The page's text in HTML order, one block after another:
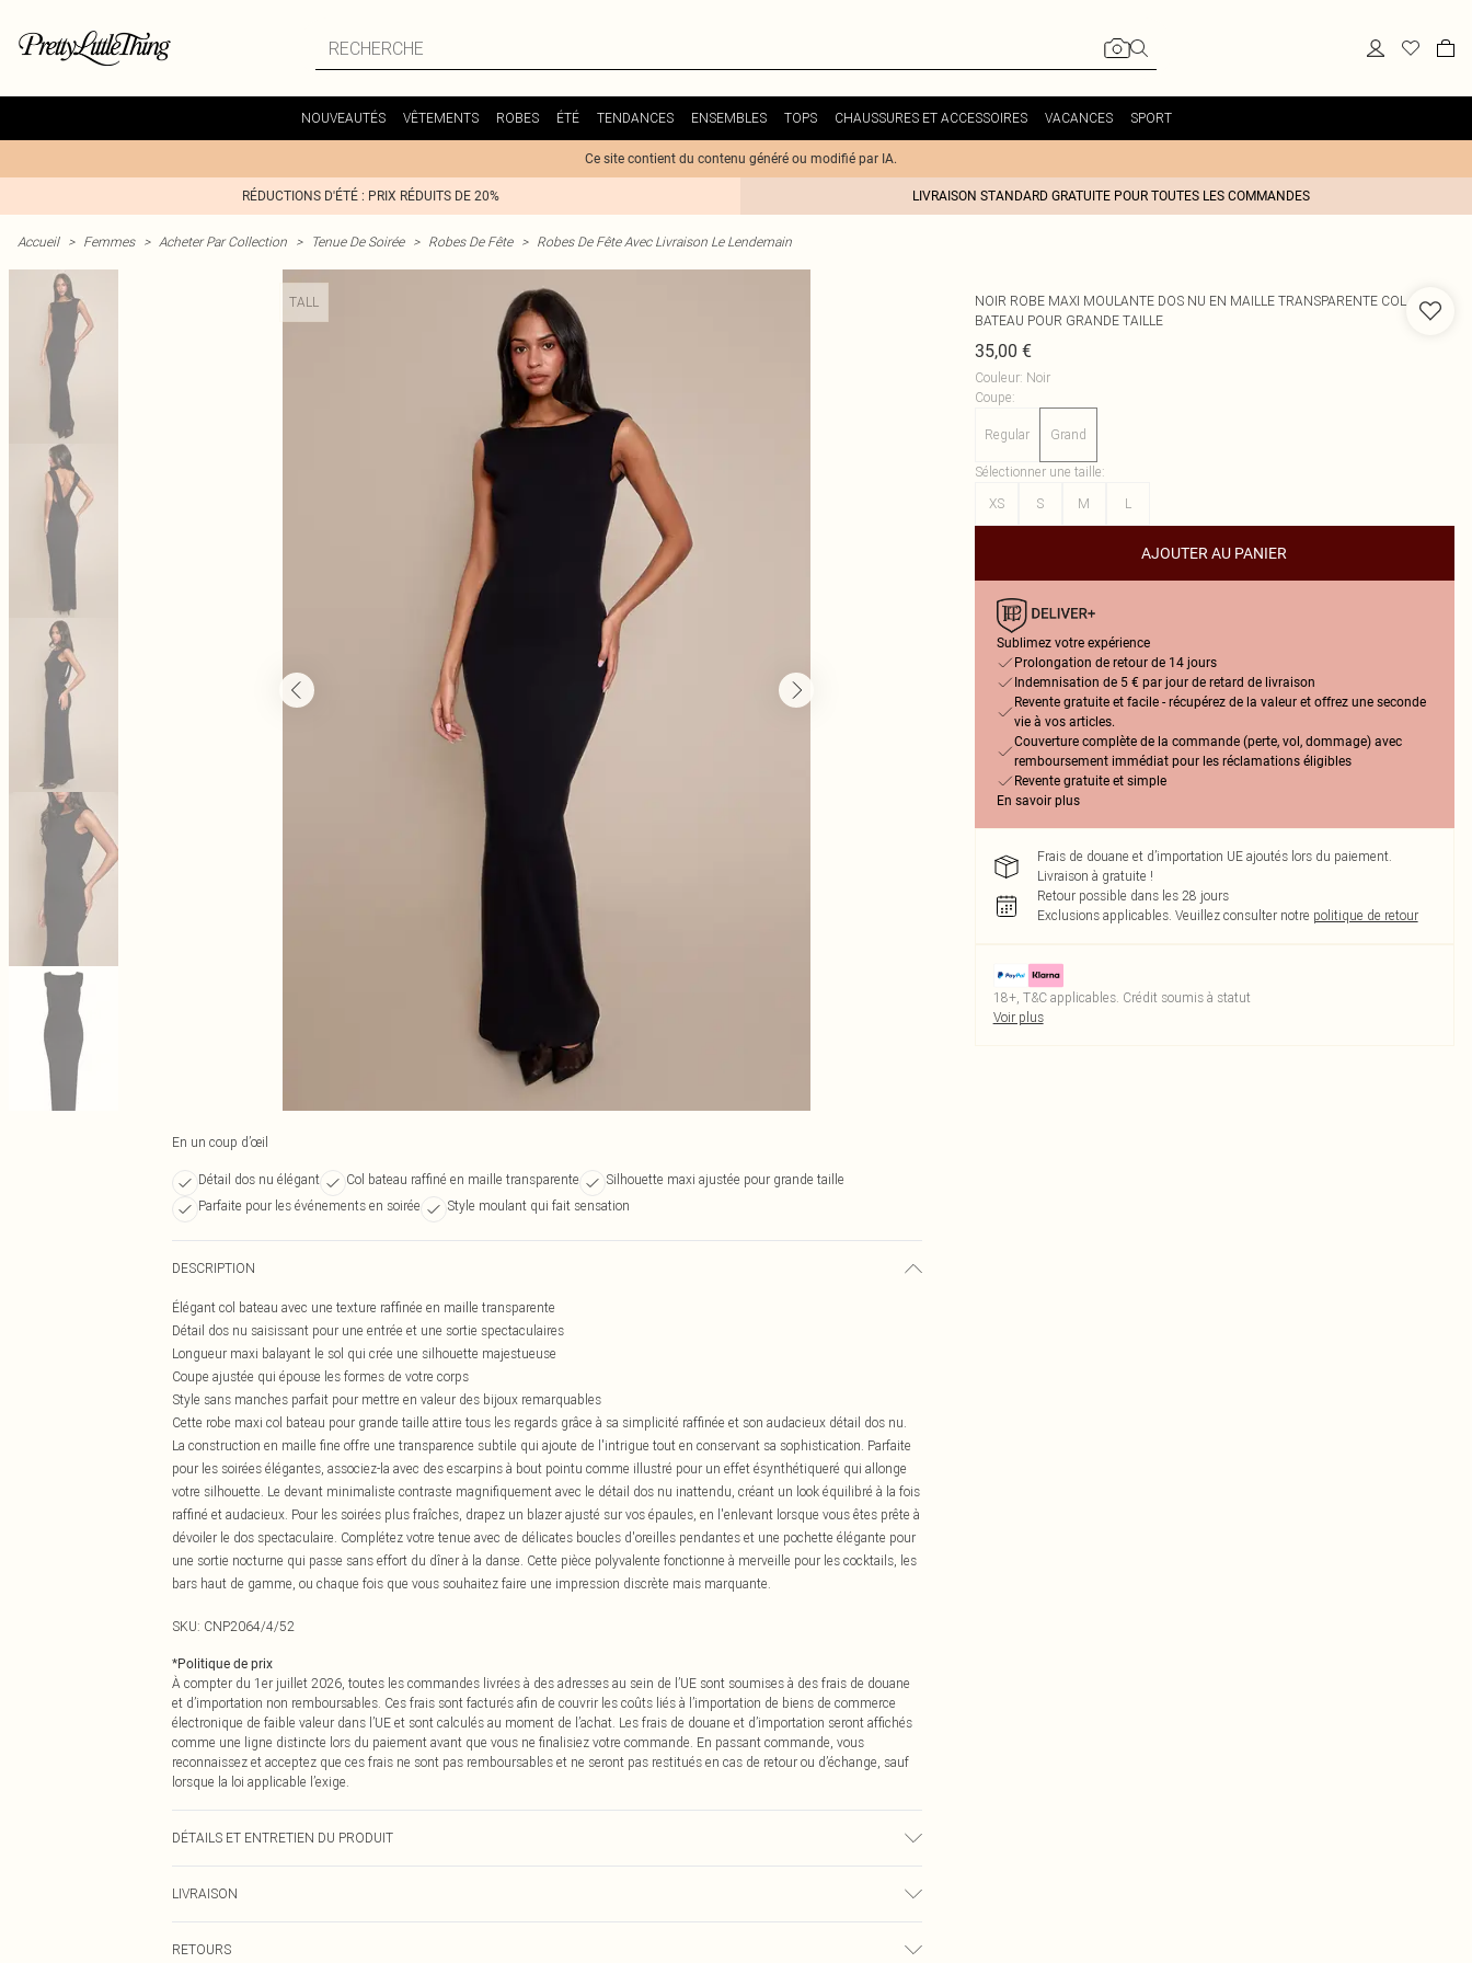
NOUVEAUTÉS VÊTEMENTS ROBES ÉTÉ TENDANCES ENSEMBLES TOPS CHAUSSURES ET ACCESSOIRES VACANCES SPORT
Ce site contient du contenu généré ou modifié par IA.
RÉDUCTIONS D'ÉTÉ : PRIX RÉDUITS DE 20% LIVRAISON STANDARD GRATUITE POUR TOUTES LES COMMANDES
Accueil > Femmes > Acheter Par Collection > Tenue De Soirée > Robes De Fête > Robes De Fête Avec Livraison Le Lendemain
TALL
En un coup d’œil
Détail dos nu élégant Col bateau raffiné en maille transparente
Silhouette maxi ajustée pour grande taille
Parfaite pour les événements en soirée
Style moulant qui fait sensation
DESCRIPTION
Élégant col bateau avec une texture raffinée en maille transparente
Détail dos nu saisissant pour une entrée et une sortie spectaculaires
Longueur maxi balayant le sol qui crée une silhouette majestueuse
Coupe ajustée qui épouse les formes de votre corps
Style sans manches parfait pour mettre en valeur des bijoux remarquables
Cette robe maxi col bateau pour grande taille attire tous les regards grâce à sa simplicité raffinée et son audacieux détail dos nu.
La construction en maille fine offre une transparence subtile qui ajoute de l'intrigue tout en conservant sa sophistication. Parfaite
pour les soirées élégantes, associez-la avec des escarpins à bout pointu comme illustré pour un effet ésynthétiqueré qui allonge
votre silhouette. Le devant minimaliste contraste magnifiquement avec le détail dos nu inattendu, créant un look équilibré à la fois
raffiné et audacieux. Pour les soirées plus fraîches, drapez un blazer ajusté sur vos épaules, en l'enlevant lorsque vous êtes prête à
dévoiler le dos spectaculaire. Complétez votre tenue avec de délicates boucles d'oreilles pendantes et une pochette élégante pour
une sortie nocturne qui passe sans effort du dîner à la danse. Cette pièce polyvalente fonctionne à merveille pour les cocktails, les
bars haut de gamme, ou chaque fois que vous souhaitez faire une impression discrète mais marquante.
SKU: CNP2064/4/52
*Politique de prix
À compter du 1er juillet 2026, toutes les commandes livrées à des adresses au sein de l’UE sont soumises à des frais de douane
et d’importation non remboursables. Ces frais sont facturés afin de couvrir les coûts liés à l’importation de biens de commerce
électronique de faible valeur dans l’UE et sont calculés au moment de l’achat. Les frais de douane et d’importation seront affichés
comme une ligne distincte lors du paiement avant que vous ne finalisiez votre commande. En passant commande, vous
reconnaissez et acceptez que ces frais ne sont pas remboursables et ne seront pas restitués en cas de retour ou d’échange, sauf
lorsque la loi applicable l’exige.
DÉTAILS ET ENTRETIEN DU PRODUIT
LIVRAISON
RETOURS
NOIR ROBE MAXI MOULANTE DOS NU EN MAILLE TRANSPARENTE COL
BATEAU POUR GRANDE TAILLE
35,00 €
Couleur: Noir
Coupe:
Regular Grand
Sélectionner une taille:
XS
S M L
AJOUTER AU PANIER
Sublimez votre expérience
Prolongation de retour de 14 jours
Indemnisation de 5 € par jour de retard de livraison
Revente gratuite et facile - récupérez de la valeur et offrez une seconde
vie à vos articles.
Couverture complète de la commande (perte, vol, dommage) avec
remboursement immédiat pour les réclamations éligibles
Revente gratuite et simple
En savoir plus
Frais de douane et d’importation UE ajoutés lors du paiement.
Livraison à gratuite !
Retour possible dans les 28 jours
Exclusions applicables. Veuillez consulter notre politique de retour
18+, T&C applicables. Crédit soumis à statut
Voir plus